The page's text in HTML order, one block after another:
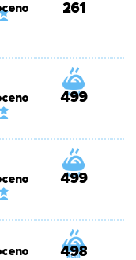
261
499
499
498